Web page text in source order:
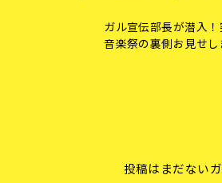
ガル宣伝部長が潜入！
音楽祭の裏側お見せし
投稿はまだない